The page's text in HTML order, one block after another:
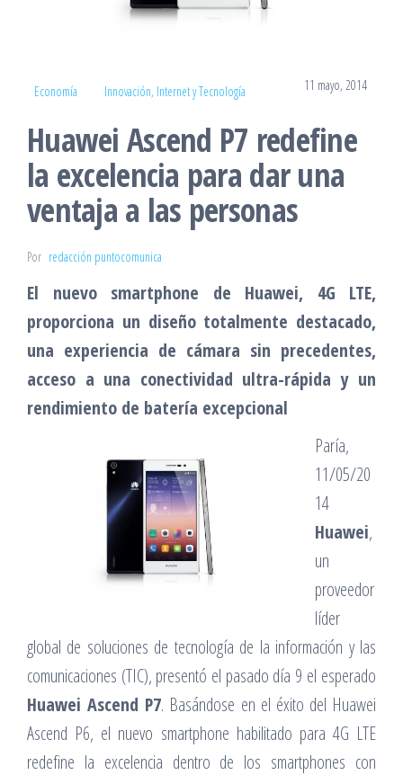
Economía Innovación, Internet y Tecnología 11 mayo, 2014
Huawei Ascend P7 redefine
la excelencia para dar una
ventaja a las personas
Por redacción puntocomunica
El nuevo smartphone de Huawei, 4G LTE,
proporciona un diseño totalmente destacado,
una experiencia de cámara sin precedentes,
acceso a una conectividad ultra-rápida y un
rendimiento de batería excepcional
Paría,
11/05/20
14
Huawei,
un
proveedor
líder
global de soluciones de tecnología de la información y las
comunicaciones (TIC), presentó el pasado día 9 el esperado
Huawei Ascend P7. Basándose en el éxito del Huawei
Ascend P6, el nuevo smartphone habilitado para 4G LTE
redefine la excelencia dentro de los smartphones con